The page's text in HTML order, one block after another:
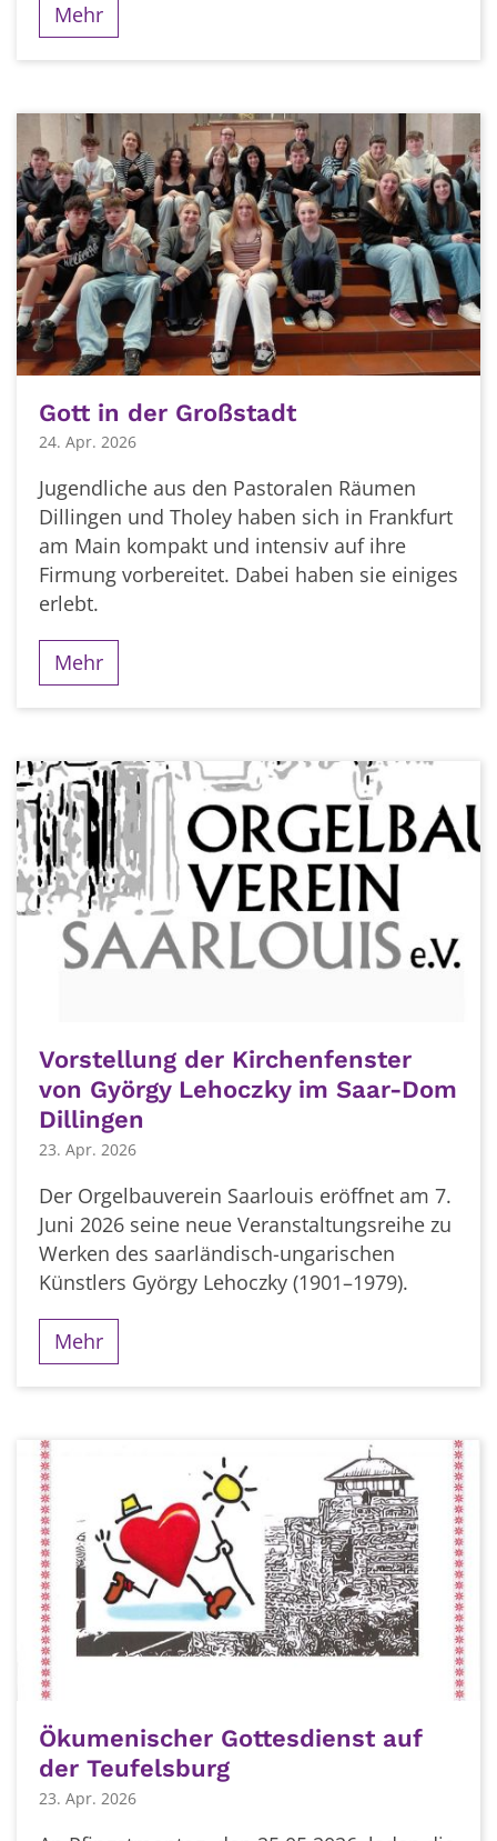
Mehr
Gott in der Großstadt
24. Apr. 2026
Jugendliche aus den Pastoralen Räumen
Dillingen und Tholey haben sich in Frankfurt
am Main kompakt und intensiv auf ihre
Firmung vorbereitet. Dabei haben sie einiges
erlebt.
Mehr
Vorstellung der Kirchenfenster
von György Lehoczky im Saar-Dom
Dillingen
23. Apr. 2026
Der Orgelbauverein Saarlouis eröffnet am 7.
Juni 2026 seine neue Veranstaltungsreihe zu
Werken des saarländisch-ungarischen
Künstlers György Lehoczky (1901–1979).
Mehr
Ökumenischer Gottesdienst auf
der Teufelsburg
23. Apr. 2026